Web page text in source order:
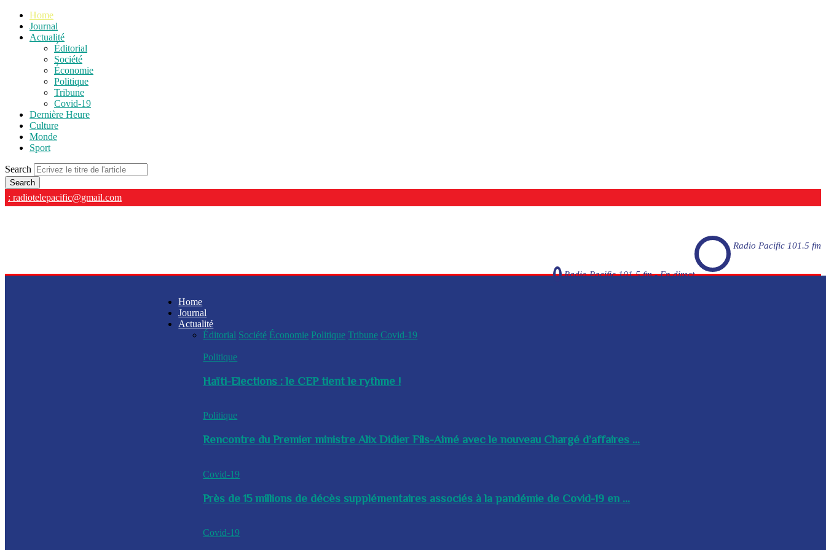
Home
Journal
Actualité
Éditorial
Société
Économie
Politique
Tribune
Covid-19
Dernière Heure
Culture
Monde
Sport
Search
: radiotelepacific@gmail.com
Radio Pacific 101.5 fm
Radio Pacific 101.5 fm - En direct
Home
Journal
Actualité
Éditorial Société Économie Politique Tribune Covid-19
Politique
Haïti-Elections : le CEP tient le rythme !
Politique
Rencontre du Premier ministre Alix Didier Fils-Aimé avec le nouveau Chargé d’affaires ...
Covid-19
Près de 15 millions de décès supplémentaires associés à la pandémie de Covid-19 en ...
Covid-19